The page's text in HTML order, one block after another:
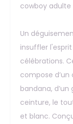
cowboy adulte
Un
insuffler
célébrations.
compose
bandana, d’un
ceinture, le
et blanc.